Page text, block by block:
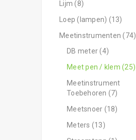
Lijm (8)
Loep (lampen) (13)
Meetinstrumenten (74)
DB meter (4)
Meet pen / klem (25)
Meetinstrument
Toebehoren (7)
Meetsnoer (18)
Meters (13)